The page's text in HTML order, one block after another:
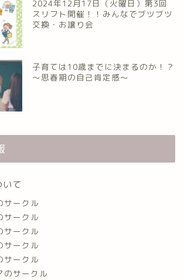
2024年12月17日（火曜日）第3回
スリフト開催！！みんなでブツブツ
交換・お譲り会
子育ては10歳までに決まるのか！？
～思春期の自己肯定感～
て
サークル
サークル
サークル
サークル
サークル
のサークル